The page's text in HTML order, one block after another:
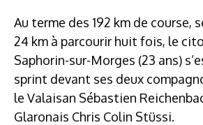
Au terme des 192 km de course,
24 km à parcourir huit fois, le
Saphorin-sur-Morges (23 ans)
sprint devant ses deux
le Valaisan Sébastien
Glaronais Chris Colin Stüssi.